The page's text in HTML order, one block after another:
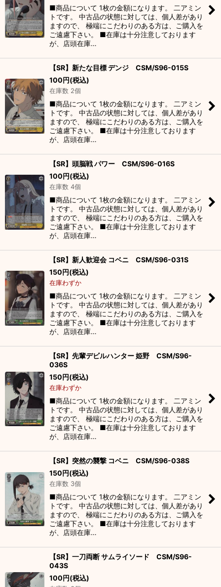
■商品について 1枚の金額になります。 二アミン
トです。 中古品の状態に対しては、個人差があり
ますので、 極端にこだわりのある方は、ご購入を
ご遠慮下さい。 ■在庫は十分注意しております
が、店頭在庫…
【SR】新たな目標 デンジ CSM/S96-015S
100円(税込)
在庫数 2個
■商品について 1枚の金額になります。 二アミン
トです。 中古品の状態に対しては、個人差があり
ますので、 極端にこだわりのある方は、ご購入を
ご遠慮下さい。 ■在庫は十分注意しております
が、店頭在庫…
【SR】頭脳戦 パワー CSM/S96-016S
100円(税込)
在庫数 4個
■商品について 1枚の金額になります。 二アミン
トです。 中古品の状態に対しては、個人差があり
ますので、 極端にこだわりのある方は、ご購入を
ご遠慮下さい。 ■在庫は十分注意しております
が、店頭在庫…
【SR】新人歓迎会 コベニ CSM/S96-031S
150円(税込)
在庫わずか
■商品について 1枚の金額になります。 二アミン
トです。 中古品の状態に対しては、個人差があり
ますので、 極端にこだわりのある方は、ご購入を
ご遠慮下さい。 ■在庫は十分注意しております
が、店頭在庫…
【SR】先輩デビルハンター 姫野 CSM/S96-
036S
150円(税込)
在庫わずか
■商品について 1枚の金額になります。 二アミン
トです。 中古品の状態に対しては、個人差があり
ますので、 極端にこだわりのある方は、ご購入を
ご遠慮下さい。 ■在庫は十分注意しております
が、店頭在庫…
【SR】突然の襲撃 コベニ CSM/S96-038S
150円(税込)
在庫数 3個
■商品について 1枚の金額になります。 二アミン
トです。 中古品の状態に対しては、個人差があり
ますので、 極端にこだわりのある方は、ご購入を
ご遠慮下さい。 ■在庫は十分注意しております
が、店頭在庫…
【SR】一刀両断 サムライソード CSM/S96-
043S
100円(税込)